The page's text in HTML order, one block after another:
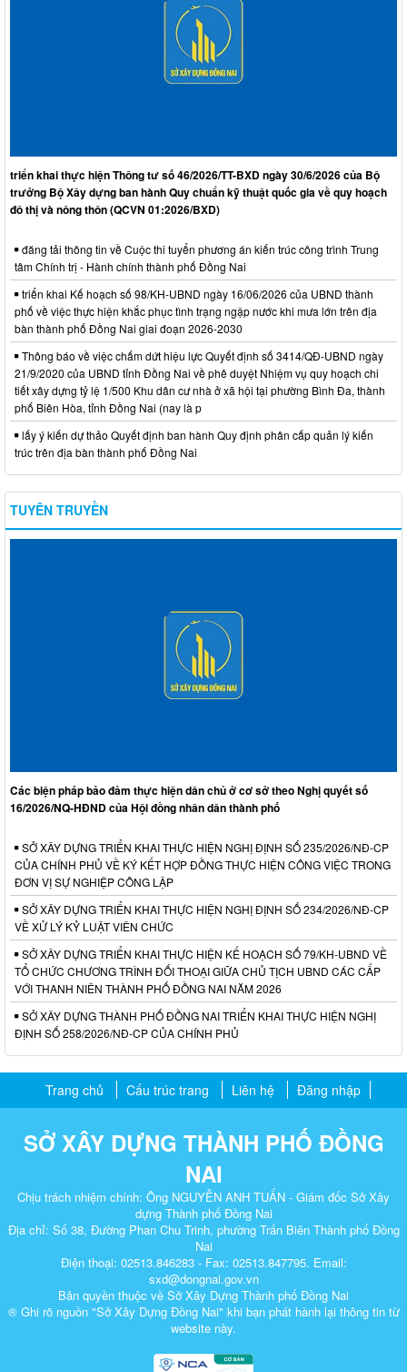
triển khai thực hiện Thông tư số 46/2026/TT-BXD ngày 30/6/2026 của Bộ
trưởng Bộ Xây dựng ban hành Quy chuẩn kỹ thuật quốc gia về quy hoạch
đô thị và nông thôn (QCVN 01:2026/BXD)
đăng tải thông tin về Cuộc thi tuyển phương án kiến trúc công trình Trung
tâm Chính trị - Hành chính thành phố Đồng Nai
triển khai Kế hoạch số 98/KH-UBND ngày 16/06/2026 của UBND thành
phố về việc thực hiện khắc phục tình trạng ngập nước khi mưa lớn trên địa
bàn thành phố Đồng Nai giai đoạn 2026-2030
Thông báo về việc chấm dứt hiệu lực Quyết định số 3414/QĐ-UBND ngày
21/9/2020 của UBND tỉnh Đồng Nai về phê duyệt Nhiệm vụ quy hoạch chi
tiết xây dựng tỷ lệ 1/500 Khu dân cư nhà ở xã hội tại phường Bình Đa, thành
phố Biên Hòa, tỉnh Đồng Nai (nay là p
lấy ý kiến dự thảo Quyết định ban hành Quy định phân cấp quản lý kiến
trúc trên địa bàn thành phố Đồng Nai
TUYÊN TRUYỀN
Các biện pháp bảo đảm thực hiện dân chủ ở cơ sở theo Nghị quyết số
16/2026/NQ-HĐND của Hội đồng nhân dân thành phố
SỞ XÂY DỰNG TRIỂN KHAI THỰC HIỆN NGHỊ ĐỊNH SỐ 235/2026/NĐ-CP
CỦA CHÍNH PHỦ VỀ KÝ KẾT HỢP ĐỒNG THỰC HIỆN CÔNG VIỆC TRONG
ĐƠN VỊ SỰ NGHIỆP CÔNG LẬP
SỞ XÂY DỰNG TRIỂN KHAI THỰC HIỆN NGHỊ ĐỊNH SỐ 234/2026/NĐ-CP
VỀ XỬ LÝ KỶ LUẬT VIÊN CHỨC
SỞ XÂY DỰNG TRIỂN KHAI THỰC HIỆN KẾ HOẠCH SỐ 79/KH-UBND VỀ
TỔ CHỨC CHƯƠNG TRÌNH ĐỐI THOẠI GIỮA CHỦ TỊCH UBND CÁC CẤP
VỚI THANH NIÊN THÀNH PHỐ ĐỒNG NAI NĂM 2026
SỞ XÂY DỰNG THÀNH PHỐ ĐỒNG NAI TRIỂN KHAI THỰC HIỆN NGHỊ
ĐỊNH SỐ 258/2026/NĐ-CP CỦA CHÍNH PHỦ
Trang chủ Cấu trúc trang Liên hệ Đăng nhập
SỞ XÂY DỰNG THÀNH PHỐ ĐỒNG
NAI
Chịu trách nhiệm chính: Ông NGUYỄN ANH TUẤN - Giám đốc Sở Xây
dựng Thành phố Đồng Nai
Địa chỉ: Số 38, Đường Phan Chu Trinh, phường Trấn Biên Thành phố Đồng
Nai
Điện thoại: 02513.846283 - Fax: 02513.847795. Email:
sxd@dongnai.gov.vn
Bản quyền thuộc về Sở Xây Dựng Thành phố Đồng Nai
® Ghi rõ nguồn "Sở Xây Dựng Đồng Nai" khi bạn phát hành lại thông tin từ
website này.​